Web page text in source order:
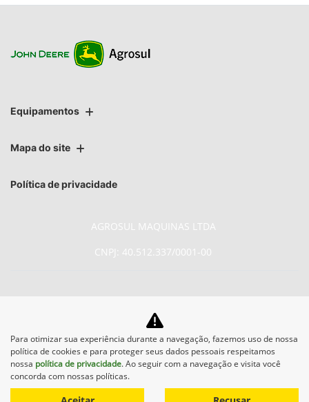
Equipamentos
Mapa do site
Política de privacidade
AGROSUL MAQUINAS LTDA
CNPJ: 40.512.337/0001-00
No trânsito, enxergar o outro
salva vidas.
Para otimizar sua experiência durante a navegação, fazemos uso de nossa
política de cookies e para proteger seus dados pessoais respeitamos
nossa política de privacidade. Ao seguir com a navegação e visita você
concorda com nossas políticas.